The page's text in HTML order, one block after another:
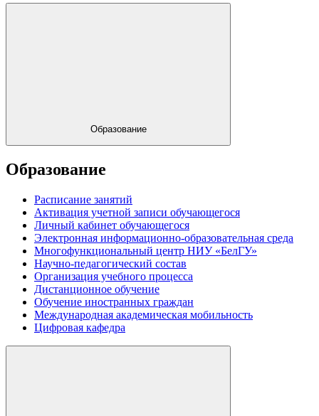
Образование
Образование
Расписание занятий
Активация учетной записи обучающегося
Личный кабинет обучающегося
Электронная информационно-образовательная среда
Многофункциональный центр НИУ «БелГУ»
Научно-педагогический состав
Организация учебного процесса
Дистанционное обучение
Обучение иностранных граждан
Международная академическая мобильность
Цифровая кафедра